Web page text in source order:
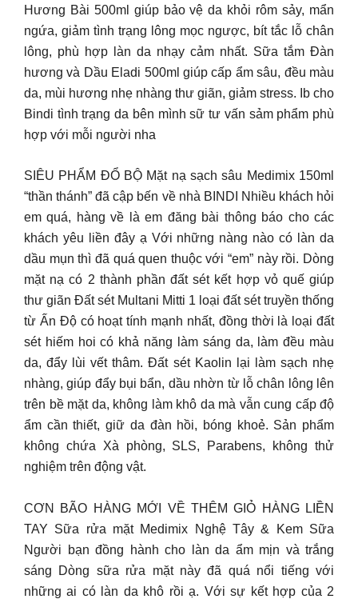
Hương Bài 500ml giúp bảo vệ da khỏi rôm sảy, mẩn
ngứa, giảm tình trạng lông mọc ngược, bít tắc lỗ chân
lông, phù hợp làn da nhạy cảm nhất. Sữa tắm Đàn
hương và Dầu Eladi 500ml giúp cấp ẩm sâu, đều màu
da, mùi hương nhẹ nhàng thư giãn, giảm stress. Ib cho
Bindi tình trạng da bên mình sữ tư vấn sảm phẩm phù
hợp với mỗi người nha
SIÊU PHẨM ĐỔ BỘ Mặt nạ sạch sâu Medimix 150ml
“thần thánh” đã cập bến về nhà BINDI Nhiều khách hỏi
em quá, hàng về là em đăng bài thông báo cho các
khách yêu liền đây ạ Với những nàng nào có làn da
dầu mụn thì đã quá quen thuộc với “em” này rồi. Dòng
mặt nạ có 2 thành phần đất sét kết hợp vỏ quế giúp
thư giãn Đất sét Multani Mitti 1 loại đất sét truyền thống
từ Ấn Độ có hoạt tính mạnh nhất, đồng thời là loại đất
sét hiếm hoi có khả năng làm sáng da, làm đều màu
da, đẩy lùi vết thâm. Đất sét Kaolin lại làm sạch nhẹ
nhàng, giúp đẩy bụi bẩn, dầu nhờn từ lỗ chân lông lên
trên bề mặt da, không làm khô da mà vẫn cung cấp độ
ẩm cần thiết, giữ da đàn hồi, bóng khoẻ. Sản phẩm
không chứa Xà phòng, SLS, Parabens, không thử
nghiệm trên động vật.
CƠN BÃO HÀNG MỚI VỀ THÊM GIỎ HÀNG LIỀN
TAY Sữa rửa mặt Medimix Nghệ Tây & Kem Sữa
Người bạn đồng hành cho làn da ẩm mịn và trắng
sáng Dòng sữa rửa mặt này đã quá nổi tiếng với
những ai có làn da khô rồi ạ. Với sự kết hợp của 2